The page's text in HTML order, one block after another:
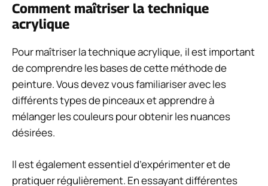
Comment maîtriser la technique
acrylique
Pour maîtriser la technique acrylique, il est important
de comprendre les bases de cette méthode de
peinture. Vous devez vous familiariser avec les
différents types de pinceaux et apprendre à
mélanger les couleurs pour obtenir les nuances
désirées.
Il est également essentiel d’expérimenter et de
pratiquer régulièrement. En essayant différentes